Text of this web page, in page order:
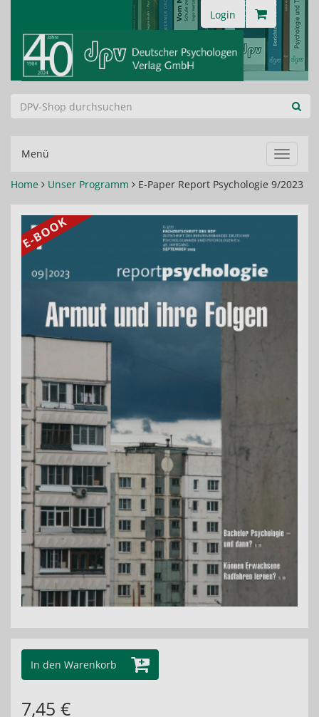
Login
Menü
ein-/
Home
Unser Programm E-Paper Report Psychologie 9/2023
In den Warenkorb
7,45 €